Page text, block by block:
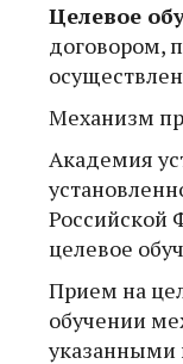
Целевое
договором,
Механизм
Академия
Российской
целевое
Прием на
обучении
указанными